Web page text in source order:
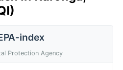
index
Protection Agency